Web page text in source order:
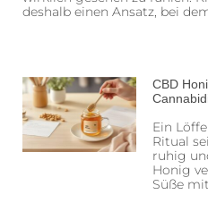
deshalb einen Ansatz, bei
CBD
Ein
Ritual
ruhig
Honig
Süße